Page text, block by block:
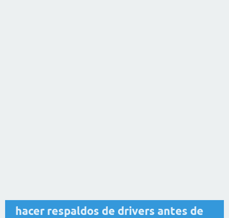
hacer respaldos de drivers antes de